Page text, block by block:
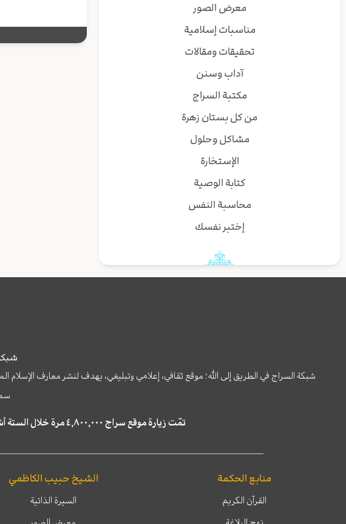
معرض الصور
مناسبات إسلامية
تحقيقات ومقالات
آداب وسنن
مكتبة السراج
من كل بستان زهرة
مشاكل وحلول
الإستخارة
كتابة الوصية
محاسبة النفس
إختبر نفسك
شبكة السراج في الطريق إلى الله؛ موقع ثقافي، إعلامي وتبليغي، يهدف لنشر معارف
تمّت زيارة موقع سراج ٤,٨٠٠,٠٠٠ مرة خلال الستة أشهر الماضية، كما ظهر في نتائج البحث في محركات البحث٢٢,٢٩٠,٠٠٠ مرّة.
منابع الحكمة
القرآن الكريم
الشيخ حبيب الكاظمي
السيرة الذاتية